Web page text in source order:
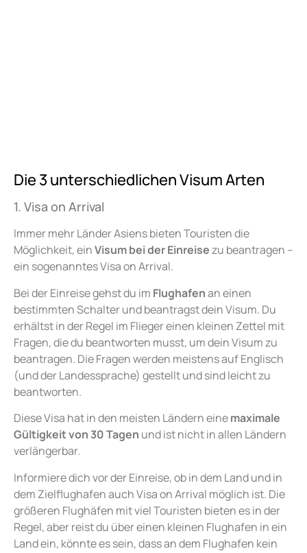
Die 3 unterschiedlichen Visum Arten
1. Visa on Arrival
Immer mehr Länder Asiens bieten Touristen die
Möglichkeit, einVisum bei der Einreisezu beantragen –
ein sogenanntes Visa on Arrival.
Bei der Einreise gehst du im Flughafenan einen
bestimmten Schalter und beantragst dein Visum. Du
erhältst in der Regel im Flieger einen kleinen Zettel mit
Fragen, die du beantworten musst, um dein Visum zu
beantragen. Die Fragen werden meistens auf Englisch
(und der Landessprache) gestellt und sind leicht zu
beantworten.
Diese Visa hat in den meisten Ländern einemaximale
Gültigkeit von 30 Tagen und ist nicht in allen Ländern
verlängerbar.
Informiere dich vor der Einreise, ob in dem Land und in
dem Zielflughafen auch Visa on Arrival möglich ist. Die
größeren Flughäfen mit viel Touristen bieten es in der
Regel, aber reist du über einen kleinen Flughafen in ein
Land ein, könnte es sein, dass an dem Flughafen kein